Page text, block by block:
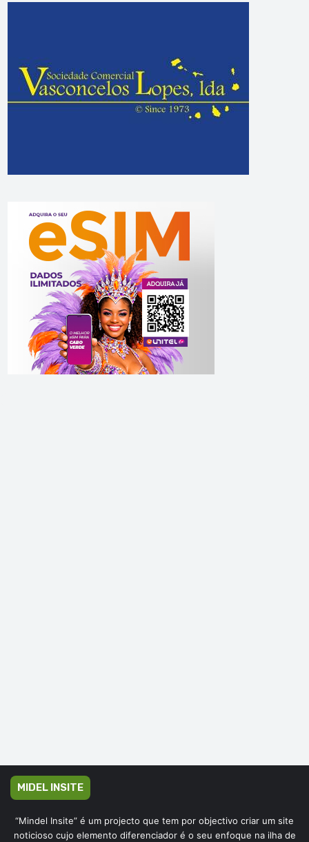
MIDEL INSITE
“Mindel Insite” é um projecto que tem por objectivo criar um site
noticioso cujo elemento diferenciador é o seu enfoque na ilha de